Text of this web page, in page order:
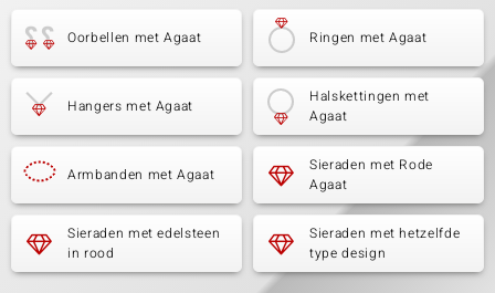
Oorbellen met Agaat Ringen met Agaat
Hangers met Agaat
Halskettingen met
Agaat
Armbanden met Agaat
Sieraden met Rode
Agaat
Sieraden met edelsteen
in rood
Sieraden met hetzelfde
type design